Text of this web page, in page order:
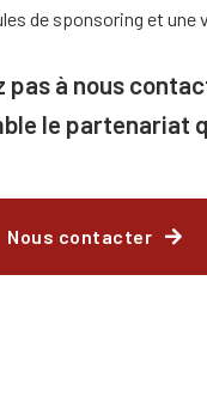
de sponsoring et
pas à nous
le partenariat
Nous contacter